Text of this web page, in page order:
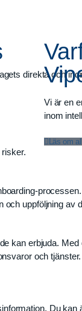
Vi är en
inom
Läs om
direkta och
och uppföljning av
kan erbjuda.
och
Du kan